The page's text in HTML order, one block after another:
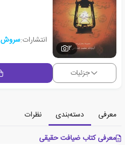
2
انتشارات:سروش
جزئیات
معرفی دسته‌بندی
نظرات
معرفی کتاب ضیافت حقیقی